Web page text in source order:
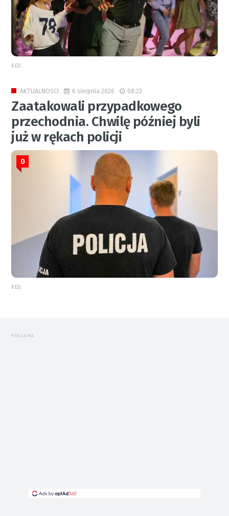
RED.
AKTUALNOŚCI 6 sierpnia 2026 08:23
Zaatakowali przypadkowego
przechodnia. Chwilę później byli
już w rękach policji
0
RED.
REKLAMA